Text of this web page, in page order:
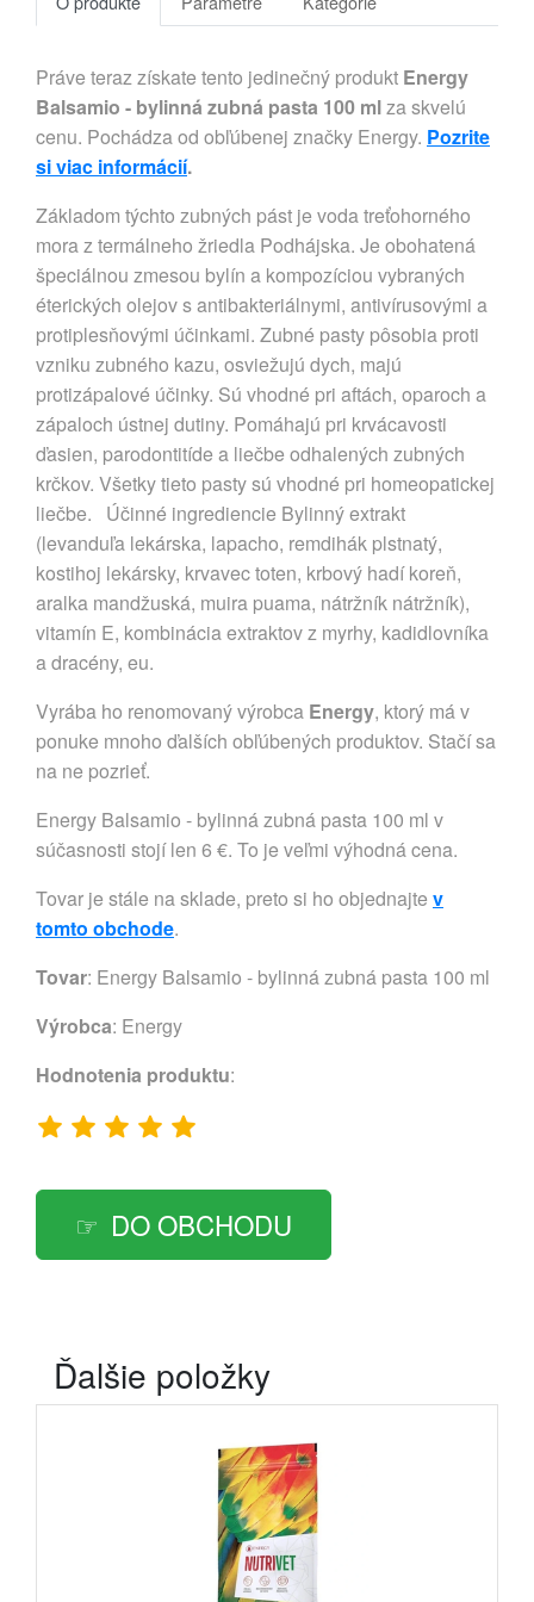
Práve teraz získate tento jedinečný produkt Energy
Balsamio - bylinná zubná pasta 100 mlza skvelú
cenu. Pochádza od obľúbenej značky Energy. Pozrite
si viac informácií.
Základom týchto zubných pást je voda treťohorného
mora z termálneho žriedla Podhájska. Je obohatená
špeciálnou zmesou bylín a kompozíciou vybraných
éterických olejov s antibakteriálnymi, antivírusovými a
protiplesňovými účinkami. Zubné pasty pôsobia proti
vzniku zubného kazu, osviežujú dych, majú
protizápalové účinky. Sú vhodné pri aftách, oparoch a
zápaloch ústnej dutiny. Pomáhajú pri krvácavosti
ďasien, parodontitíde a liečbe odhalených zubných
krčkov. Všetky tieto pasty sú vhodné pri homeopatickej
liečbe. Účinné ingrediencie Bylinný extrakt
(levanduľa lekárska, lapacho, remdihák plstnatý,
kostihoj lekársky, krvavec toten, krbový hadí koreň,
aralka mandžuská, muira puama, nátržník nátržník),
vitamín E, kombinácia extraktov z myrhy, kadidlovníka
a dracény, eu.
Vyrába ho renomovaný výrobca Energy, ktorý má v
ponuke mnoho ďalších obľúbených produktov. Stačí sa
na ne pozrieť.
Energy Balsamio - bylinná zubná pasta 100 ml v
súčasnosti stojí len 6 €. To je veľmi výhodná cena.
Tovar je stále na sklade, preto si ho objednajte v
tomto obchode.
Tovar: Energy Balsamio - bylinná zubná pasta 100 ml
Výrobca: Energy
Hodnotenia produktu:
DO OBCHODU
Ďalšie položky